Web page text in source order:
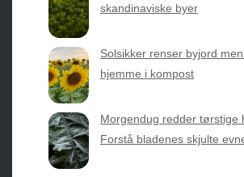
skandinaviske byer
Solsikker renser byjord
hjemme i kompost
Morgendug redder tørstige
Forstå bladenes skjulte
Sæsonvis
- Din foretrukne kilde til alt
havearbejde og botanik. Få jordnære
nyheder fra botanikkens verden og
sæsonens grønne glæder.
2026 © Web Atelier ApS